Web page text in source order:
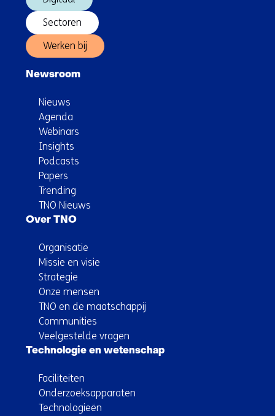
Sectoren
Werken bij
Newsroom
Nieuws
Agenda
Webinars
Insights
Podcasts
Papers
Trending
TNO Nieuws
Over TNO
Organisatie
Missie en visie
Strategie
Onze mensen
TNO en de maatschappij
Communities
Veelgestelde vragen
Technologie en wetenschap
Faciliteiten
Onderzoeksapparaten
Technologieën